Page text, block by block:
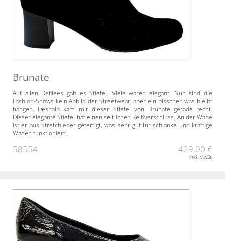
Brunate
Auf allen Defilees gab es Stiefel. Viele waren elegant. Nun sind die
Fashion-Shows kein Abbild der Streetwear, aber ein bisschen was bleibt
hängen. Deshalb kam mir dieser Stiefel von Brunate gerade recht.
Dieser elegante Stiefel hat einen seitlichen Reißverschluss. An der Wade
ist er aus Stretchleder gefertigt, was sehr gut für schlanke und kräftige
Waden funktioniert.
58554 429,00 €
inkl. MwSt.